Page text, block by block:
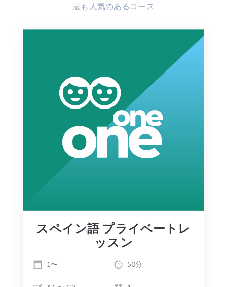
最も人気のあるコース
スペイン語 プライベートレ
ッスン
1〜 50分